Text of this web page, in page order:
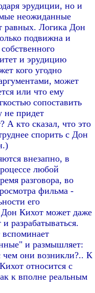
эрудиции, но и
неожиданные
равных. Логика Дон
подвижна и
и эрудицию
кого угодно
может
или что ему
сопоставить
не придет
А кто сказал, что это
спорить с Дон
внезапно, в
любой
разговора, во
фильма -
его
Дон Кихот может даже
разрабатываться.
и размышляет:
чем они возникли?.. К
относится с
к вполне реальным